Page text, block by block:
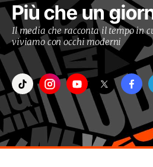
Più che un
Il media che racconta il tempo in
viviamo con occhi moderni